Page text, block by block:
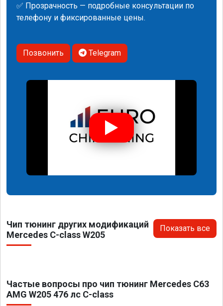
✅ Прозрачность — подробные консультации по
телефону и фиксированные цены.
Позвонить Telegram
Чип тюнинг других модификаций
Mercedes C-class W205
Показать все
Частые вопросы про чип тюнинг Mercedes C63
AMG W205 476 лс C-class